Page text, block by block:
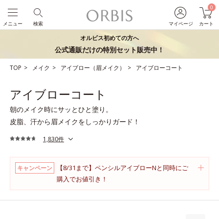
マイページ
0
カート
検索
メニュー
オルビス初めての方へ
公式通販だけの特別セット販売中！
TOP メイク アイブロー（眉メイク） アイブローコート
アイブローコート
朝のメイク時にサッとひと塗り。
皮脂、汗から眉メイクをしっかりガード！
1,830件
キャンペーン
【8/31まで】ペンシルアイブローNと同時にご
購入でお値引き！